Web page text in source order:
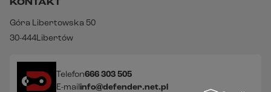
KONTAKT
Góra Libertowska 50
30-444Libertów
Telefon666 303 505
E-mailinfo@defender.net.pl